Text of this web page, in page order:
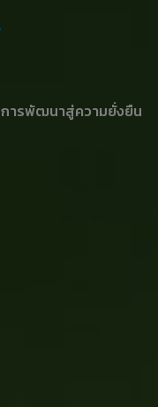
การพัฒนาสู่ความยั่งยืน